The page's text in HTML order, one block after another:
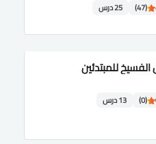
(47) 25 درس
للمبتدئين
(0) 13 درس